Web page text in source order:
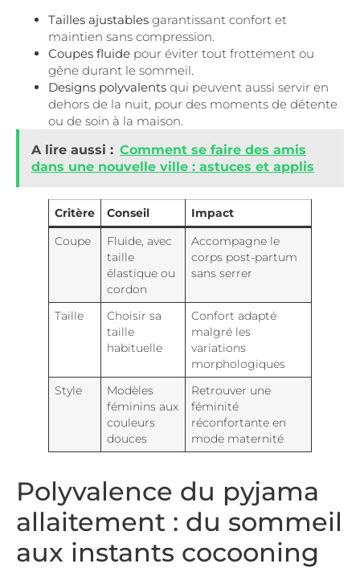
Tailles ajustables garantissant confort et
maintien sans compression.
Coupes fluide pour éviter tout frottement ou
gêne durant le sommeil.
Designs polyvalents qui peuvent aussi servir en
dehors de la nuit, pour des moments de détente
ou de soin à la maison.
A lire aussi : Comment se faire des amis
dans une nouvelle ville : astuces et applis
Critère Conseil Impact
Coupe
Fluide, avec
taille
élastique ou
cordon
Accompagne le
corps post-partum
sans serrer
Taille
Choisir sa
taille
habituelle
Confort adapté
malgré les
variations
morphologiques
Style
Modèles
féminins aux
couleurs
douces
Retrouver une
féminité
réconfortante en
mode maternité
Polyvalence du pyjama
allaitement : du sommeil
aux instants cocooning